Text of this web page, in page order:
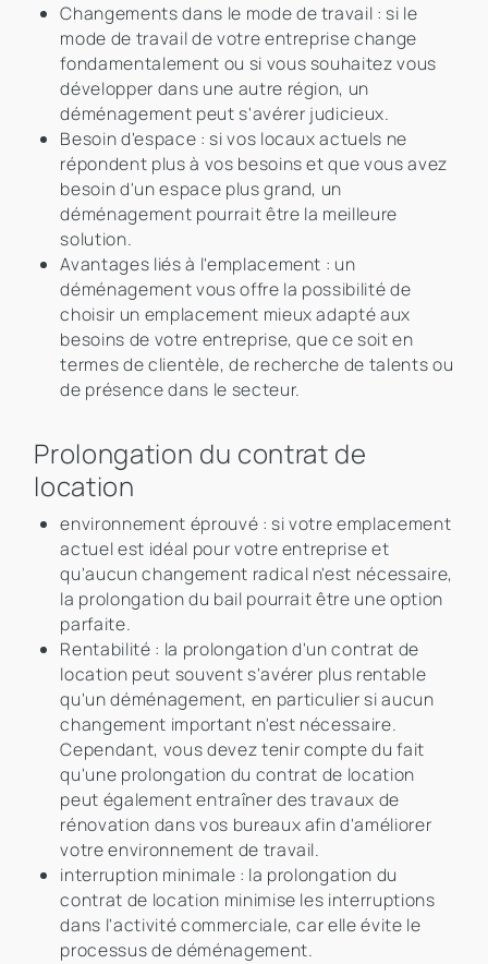
Changements dans le mode de travail : si le
mode de travail de votre entreprise change
fondamentalement ou si vous souhaitez vous
développer dans une autre région, un
déménagement peut s'avérer judicieux.
Besoin d'espace : si vos locaux actuels ne
répondent plus à vos besoins et que vous avez
besoin d'un espace plus grand, un
déménagement pourrait être la meilleure
solution.
Avantages liés à l'emplacement : un
déménagement vous offre la possibilité de
choisir un emplacement mieux adapté aux
besoins de votre entreprise, que ce soit en
termes de clientèle, de recherche de talents ou
de présence dans le secteur.
Prolongation du contrat de
location
environnement éprouvé : si votre emplacement
actuel est idéal pour votre entreprise et
qu'aucun changement radical n'est nécessaire,
la prolongation du bail pourrait être une option
parfaite.
Rentabilité : la prolongation d'un contrat de
location peut souvent s'avérer plus rentable
qu'un déménagement, en particulier si aucun
changement important n'est nécessaire.
Cependant, vous devez tenir compte du fait
qu'une prolongation du contrat de location
peut également entraîner des travaux de
rénovation dans vos bureaux afin d'améliorer
votre environnement de travail.
interruption minimale : la prolongation du
contrat de location minimise les interruptions
dans l'activité commerciale, car elle évite le
processus de déménagement.